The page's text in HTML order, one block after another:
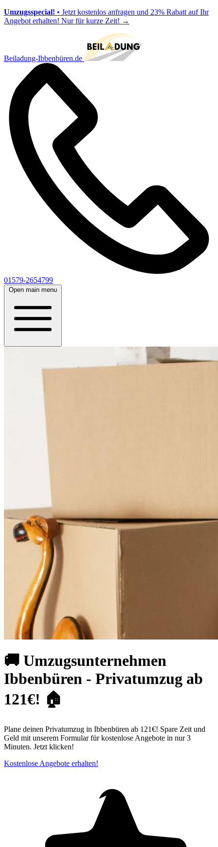
Umzugsspecial! • Jetzt kostenlos anfragen und 23% Rabatt auf Ihr
Angebot erhalten! Nur für kurze Zeit! →
Beiladung-Ibbenbüren.de
01579-2654799
Open main menu
🚚 Umzugsunternehmen
Ibbenbüren - Privatumzug ab
121€! 🏠
Plane deinen Privatumzug in Ibbenbüren ab 121€! Spare Zeit und
Geld mit unserem Formular für kostenlose Angebote in nur 3
Minuten. Jetzt klicken!
Kostenlose Angebote erhalten!